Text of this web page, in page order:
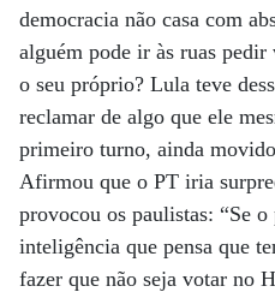
democracia não casa com
alguém pode ir às ruas pedir
o seu próprio? Lula teve
reclamar de algo que ele
primeiro turno, ainda
Afirmou que o PT iria
provocou os paulistas: “Se
inteligência que pensa que
fazer que não seja votar no